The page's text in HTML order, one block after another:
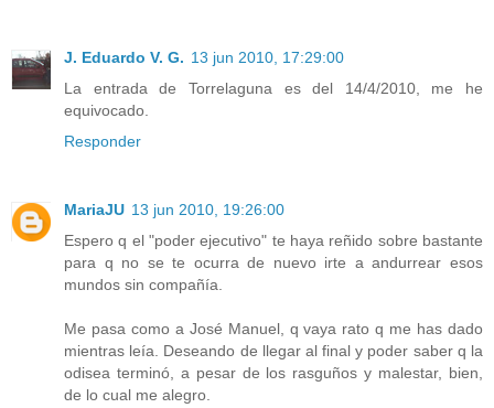
J. Eduardo V. G. 13 jun 2010, 17:29:00
La entrada de Torrelaguna es del 14/4/2010, me he
equivocado.
Responder
MariaJU 13 jun 2010, 19:26:00
Espero q el "poder ejecutivo" te haya reñido sobre bastante
para q no se te ocurra de nuevo irte a andurrear esos
mundos sin compañía.
Me pasa como a José Manuel, q vaya rato q me has dado
mientras leía. Deseando de llegar al final y poder saber q la
odisea terminó, a pesar de los rasguños y malestar, bien,
de lo cual me alegro.